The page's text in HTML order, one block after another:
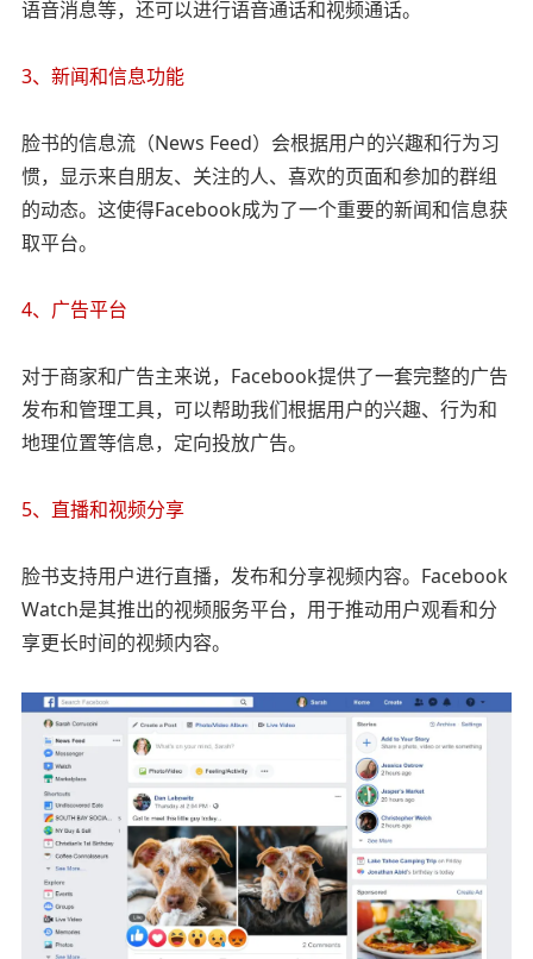
语音消息等，还可以进行语音通话和视频通话。
3、新闻和信息功能
脸书的信息流（News Feed）会根据用户的兴趣和行为习
惯，显示来自朋友、关注的人、喜欢的页面和参加的群组
的动态。这使得Facebook成为了一个重要的新闻和信息获
取平台。
4、广告平台
对于商家和广告主来说，Facebook提供了一套完整的广告
发布和管理工具，可以帮助我们根据用户的兴趣、行为和
地理位置等信息，定向投放广告。
5、直播和视频分享
脸书支持用户进行直播，发布和分享视频内容。Facebook
Watch是其推出的视频服务平台，用于推动用户观看和分
享更长时间的视频内容。